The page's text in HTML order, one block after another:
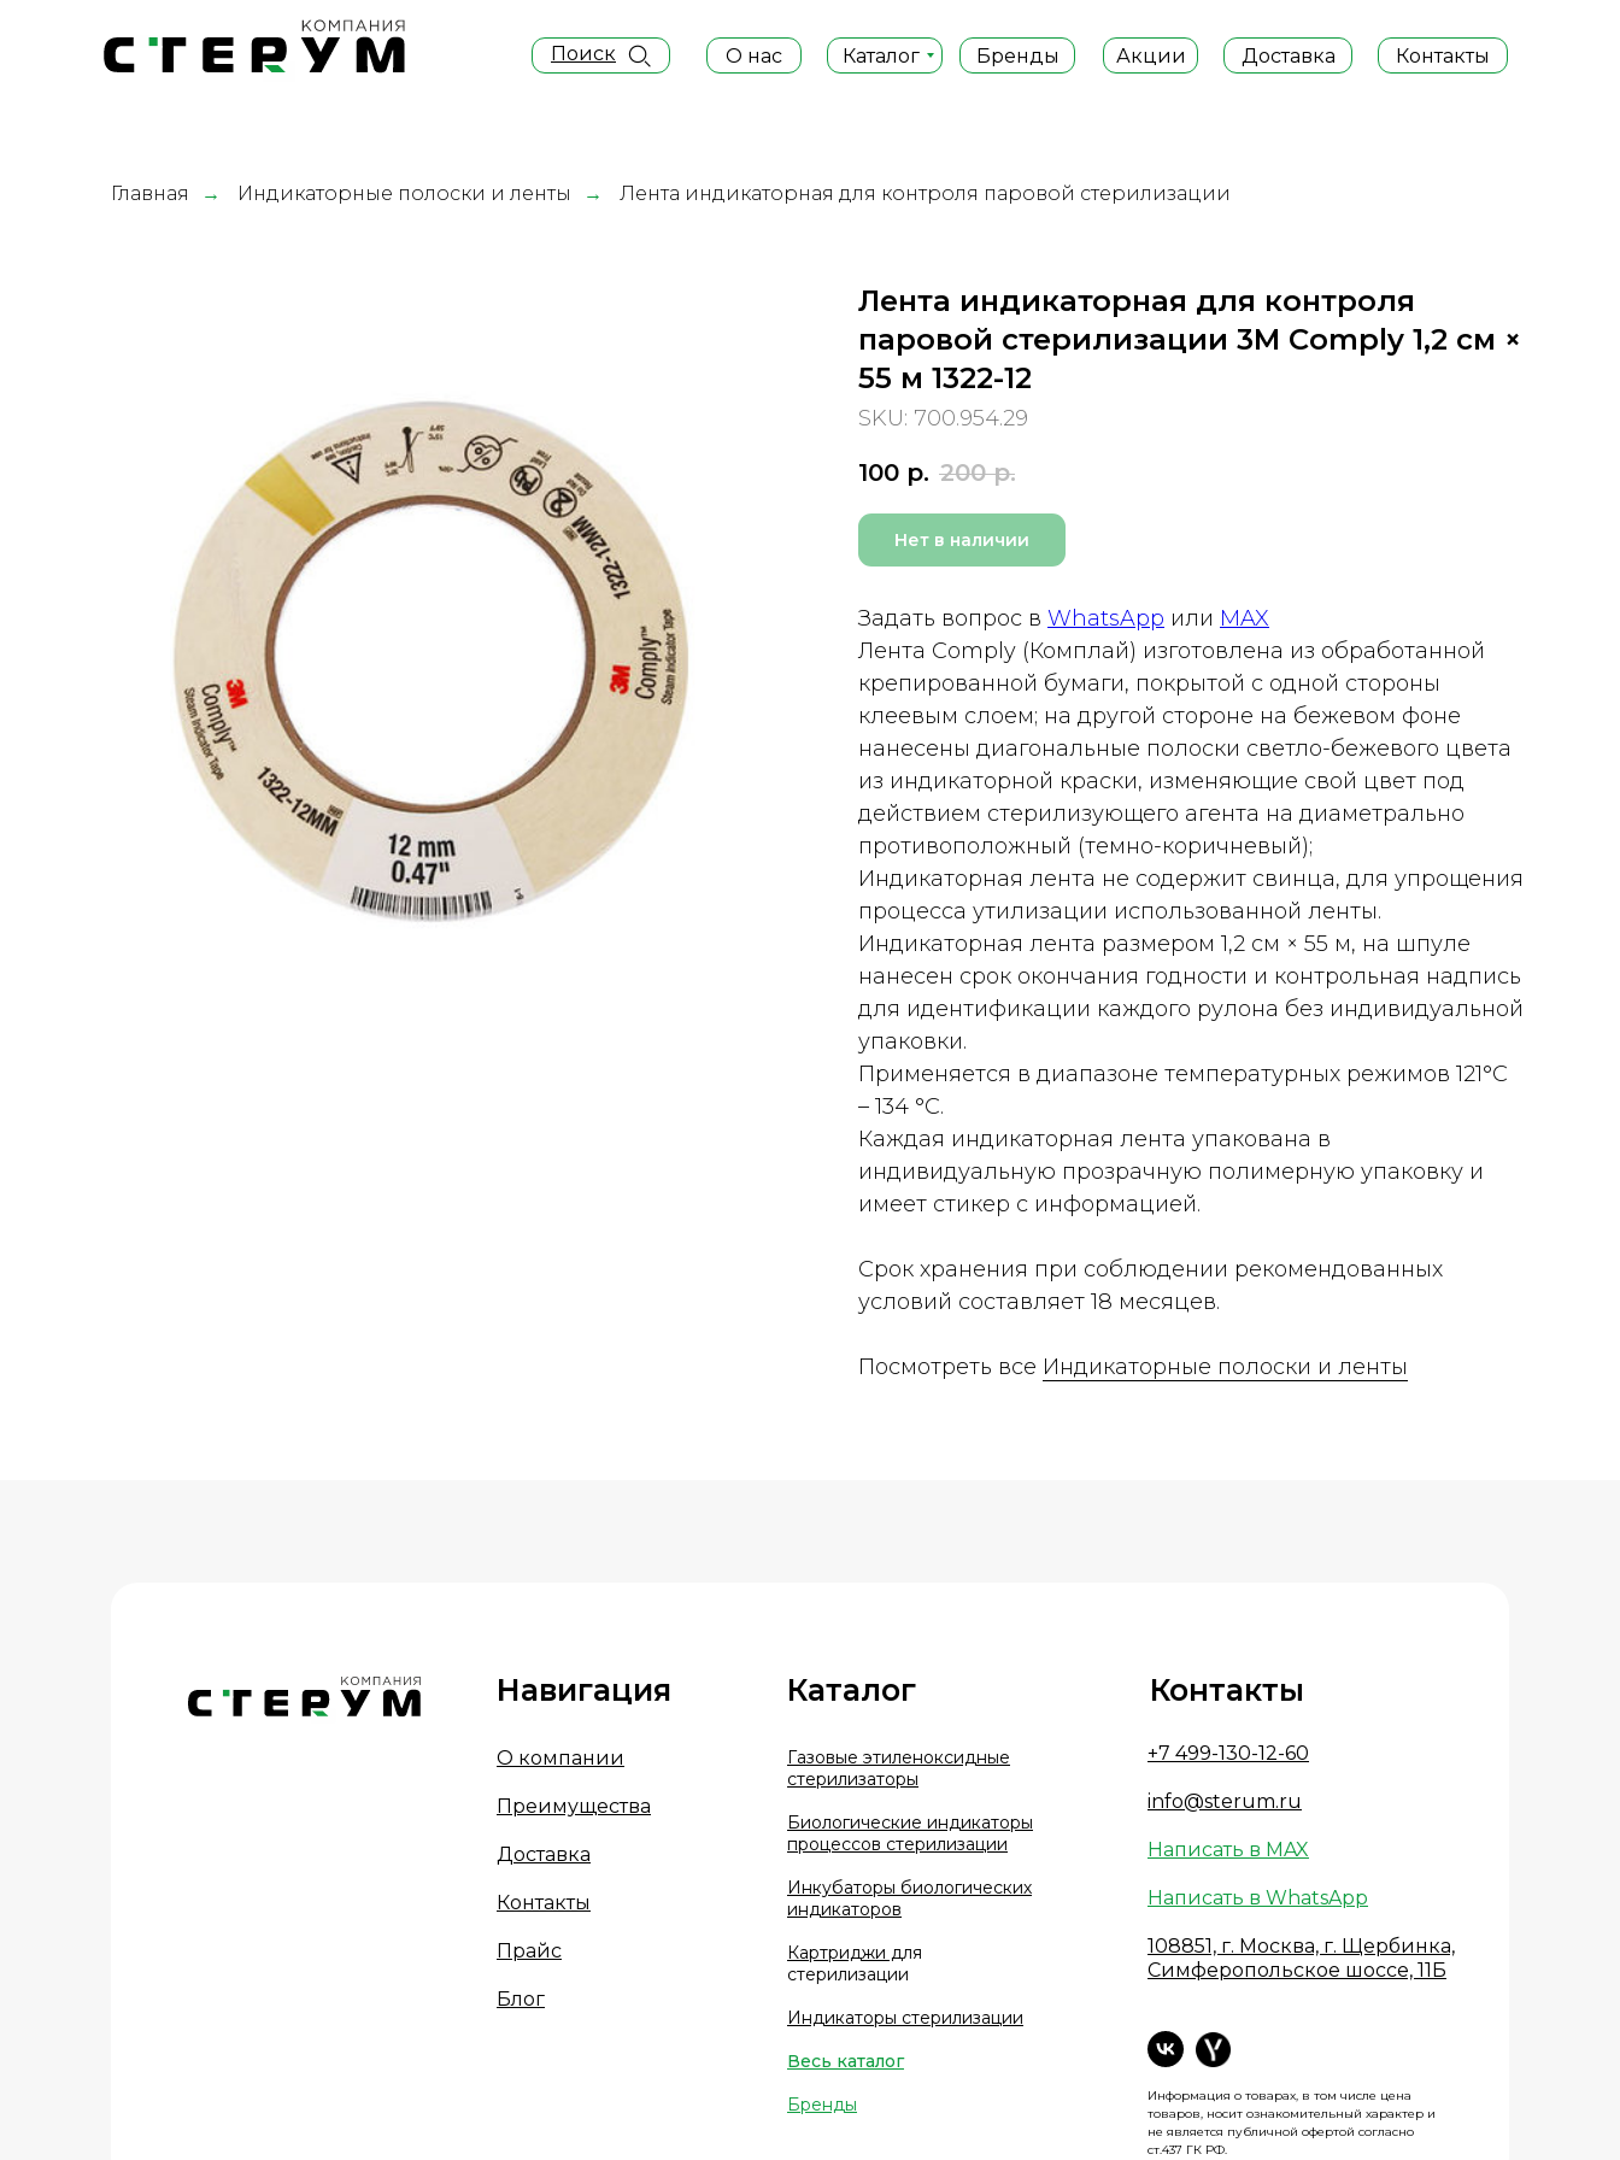
Каталог Доставка
Акции Контакты
О нас Бренды
Поиск
Главная → Индикаторные полоски и ленты → Лента индикаторная для контроля паровой стерилизации
Лента индикаторная для контроля
паровой стерилизации 3М Comply 1,2 см ×
55 м 1322-12
SKU: 700.954.29
100 р. 200 р.
Нет в наличии
Задать вопрос в WhatsApp или MAX
Лента Comply (Комплай) изготовлена из обработанной
крепированной бумаги, покрытой с одной стороны
клеевым слоем; на другой стороне на бежевом фоне
нанесены диагональные полоски светло-бежевого цвета
из индикаторной краски, изменяющие свой цвет под
действием стерилизующего агента на диаметрально
противоположный (темно-коричневый);
Индикаторная лента не содержит свинца, для упрощения
процесса утилизации использованной ленты.
Индикаторная лента размером 1,2 см × 55 м, на шпуле
нанесен срок окончания годности и контрольная надпись
для идентификации каждого рулона без индивидуальной
упаковки.
Применяется в диапазоне температурных режимов 121°С
– 134 °С.
Каждая индикаторная лента упакована в
индивидуальную прозрачную полимерную упаковку и
имеет стикер с информацией.
Срок хранения при соблюдении рекомендованных
условий составляет 18 месяцев.
Посмотреть все Индикаторные полоски и ленты
О компании
Преимущества
Доставка
Контакты
Прайс
Блог
+7 499-130-12-60
info@sterum.ru
Написать в MAX
Написать в WhatsApp
108851, г. Москва, г. Щербинка,
Симферопольское шоссе, 11Б
Навигация Контакты
Каталог
Газовые этиленоксидные
стерилизаторы
Биологические индикаторы
процессов стерилизации
Инкубаторы биологических
индикаторов
Картриджи для
стерилизации
Индикаторы стерилизации
Весь каталог
Бренды
Информация о товарах, в том числе цена
товаров, носит ознакомительный характер и
не является публичной офертой согласно
ст.437 ГК РФ.